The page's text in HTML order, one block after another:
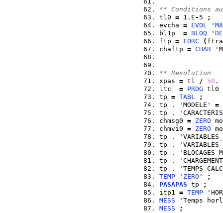
** Conditions
tl0 = 1. E- 5
;
evcha = EVOL '
bl1p = BLOQ '
ftp = FORC (
chaftp = CHAR
** Resolution
xpas = tl / 50 .
ltc = PROG tl0
tp = TABL
;
tp . 'MODELE' =
tp .
chmsg0 = ZERO
chmvi0 = ZERO
tp .
tp .
tp .
tp .
tp .
TEMP ' ZERO '
;
PASAPAS tp
;
itp1 = TEMP
MESS 'Temps
MESS
;